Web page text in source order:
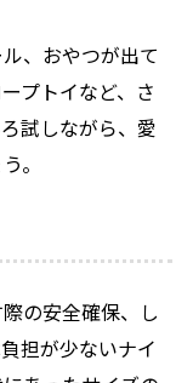
、おやつが出て
プトイなど、さ
試しながら、愛
。
の安全確保、し
担が少ないナイ